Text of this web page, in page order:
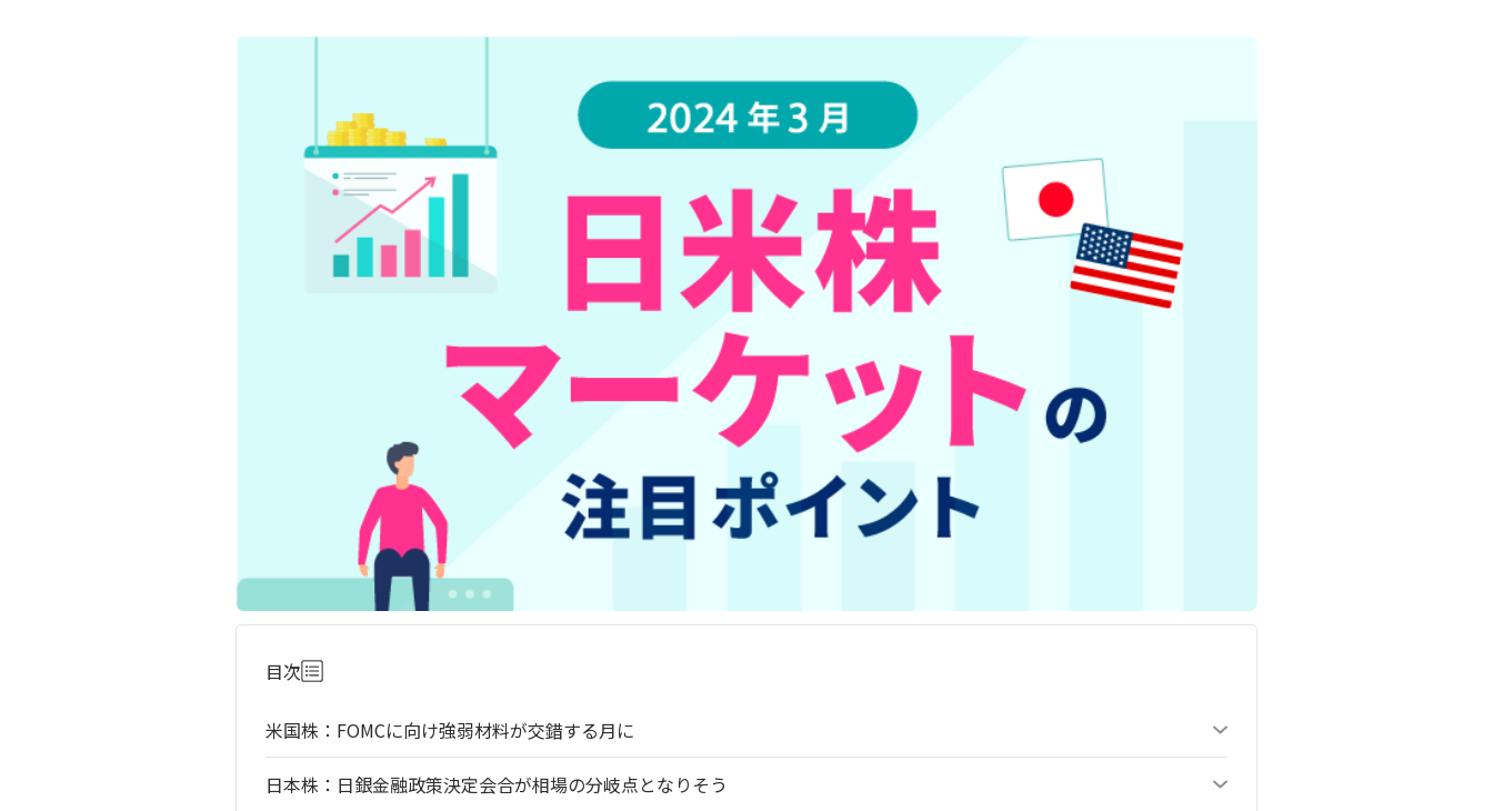
目次
米国株：FOMCに向け強弱材料が交錯する月に
日本株：日銀金融政策決定会合が相場の分岐点となりそう